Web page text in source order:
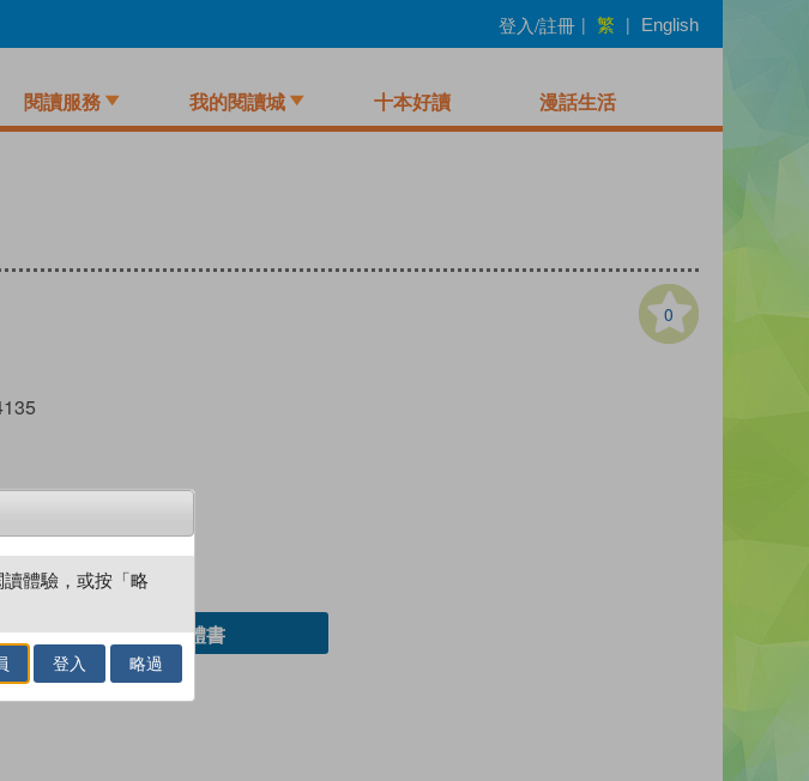
登入/註冊 | 繁 | English
閱讀服務 我的閱讀城 十本好讀 漫話生活
0
加入閱讀紀錄
借閱實體書
體驗，或按「略
登入 略過